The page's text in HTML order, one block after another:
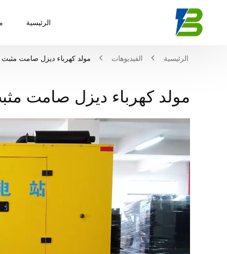
الرئيسية
الرئيسية الفيديوهات مولد كهرباء ديزل صامت
مولد كهرباء ديزل صامت